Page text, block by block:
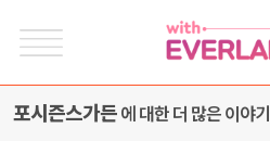
포시즌스가든에 대한 더 많은 이야기